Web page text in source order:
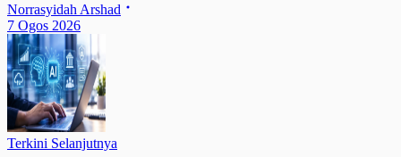
Norrasyidah Arshad
7 Ogos 2026
Terkini Selanjutnya